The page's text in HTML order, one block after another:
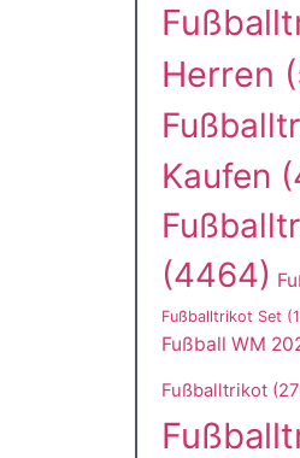
Herren
Kaufen
(4464)
Fußballtrikot Set
Fußball WM
Fußballtrikot